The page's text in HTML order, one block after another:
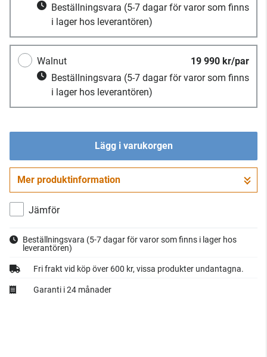
Beställningsvara (5-7 dagar för varor som finns
i lager hos leverantören)
Walnut
19 990 kr/par
Beställningsvara (5-7 dagar för varor som finns
i lager hos leverantören)
Lägg i varukorgen
Gå till kassan
Mer produktinformation
Jämför
Beställningsvara (5-7 dagar för varor som finns i lager hos
leverantören)
Fri frakt vid köp över 600 kr, vissa produkter undantagna.
Garanti i 24 månader